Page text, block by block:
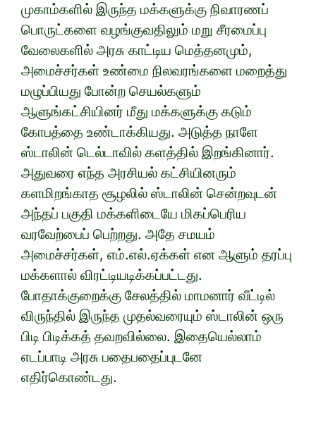
முகாம்களில் இருந்த மக்களுக்கு நிவாரணப்
பொருட்களை வழங்குவதிலும் மறு சீரமைப்பு
வேலைகளில் அரசு காட்டிய மெத்தனமும்,
அமைச்சர்கள் உண்மை நிலவரங்களை மறைத்து
மழுப்பியது போன்ற செயல்களும்
ஆளுங்கட்சியினர் மீது மக்களுக்கு கடும்
கோபத்தை உண்டாக்கியது. அடுத்த நாளே
ஸ்டாலின் டெல்டாவில் களத்தில் இறங்கினார்.
அதுவரை எந்த அரசியல் கட்சியினரும்
களமிறங்காத சூழலில் ஸ்டாலின் சென்றவுடன்
அந்தப் பகுதி மக்களிடையே மிகப்பெரிய
வரவேற்பைப் பெற்றது. அதே சமயம்
அமைச்சர்கள், எம்.எல்.ஏக்கள் என ஆளும் தரப்பு
மக்களால் விரட்டியடிக்கப்பட்டது.
போதாக்குறைக்கு சேலத்தில் மாமனார் வீட்டில்
விருந்தில் இருந்த முதல்வரையும் ஸ்டாலின் ஒரு
பிடி பிடிக்கத் தவறவில்லை. இதையெல்லாம்
எடப்பாடி அரசு பதைபதைப்புடனே
எதிர்கொண்டது.